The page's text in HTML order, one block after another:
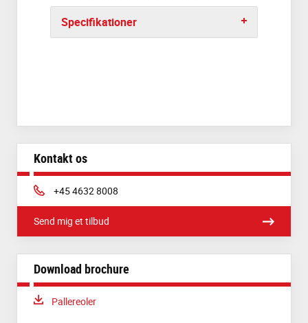
Specifikationer
Kontakt os
Phone:
+45 4632 8008
Send mig et tilbud
Download brochure
Download:
Pallereoler